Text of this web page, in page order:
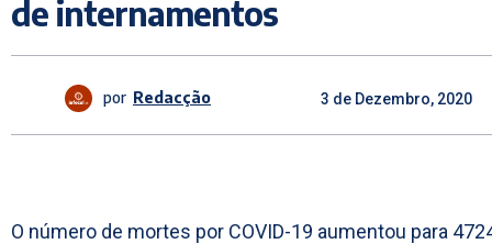
de internamentos
por Redacção 3 de Dezembro, 2020
O número de mortes por COVID-19 aumentou para